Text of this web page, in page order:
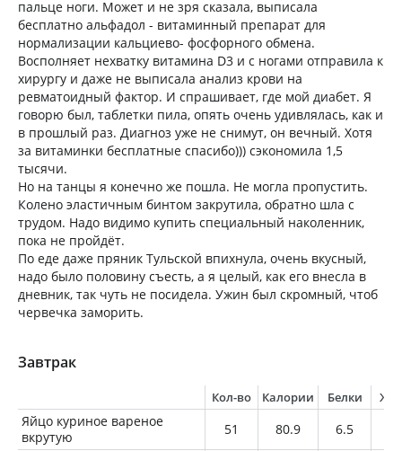
пальце ноги. Может и не зря сказала, выписала
бесплатно альфадол - витаминный препарат для
нормализации кальциево- фосфорного обмена.
Восполняет нехватку витамина D3 и с ногами отправила к
хирургу и даже не выписала анализ крови на
ревматоидный фактор. И спрашивает, где мой диабет. Я
говорю был, таблетки пила, опять очень удивлялась, как и
в прошлый раз. Диагноз уже не снимут, он вечный. Хотя
за витаминки бесплатные спасибо))) сэкономила 1,5
тысячи.
Но на танцы я конечно же пошла. Не могла пропустить.
Колено эластичным бинтом закрутила, обратно шла с
трудом. Надо видимо купить специальный наколенник,
пока не пройдёт.
По еде даже пряник Тульской впихнула, очень вкусный,
надо было половину съесть, а я целый, как его внесла в
дневник, так чуть не посидела. Ужин был скромный, чтоб
червечка заморить.
Завтрак
Кол-во Калории Белки
Яйцо куриное вареное
вкрутую
51 80.9 6.5